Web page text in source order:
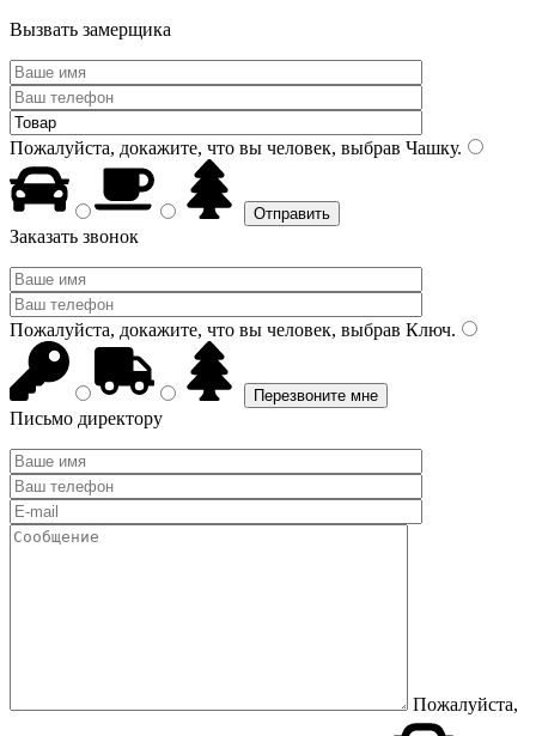
Вызвать замерщика
Пожалуйста, докажите, что вы человек, выбрав Чашку.
Заказать звонок
Пожалуйста, докажите, что вы человек, выбрав Ключ.
Письмо директору
Пожалуйста,